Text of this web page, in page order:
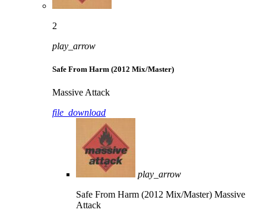
2
play_arrow
Safe From Harm (2012 Mix/Master)
Massive Attack
file_download
play_arrow
Safe From Harm (2012 Mix/Master) Massive
Attack